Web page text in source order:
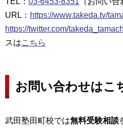
URL： https://www.takeda.tv/
https://twitter.com/
スはこちら
お問い合わせはこ
武田塾田町校では無料受験相談